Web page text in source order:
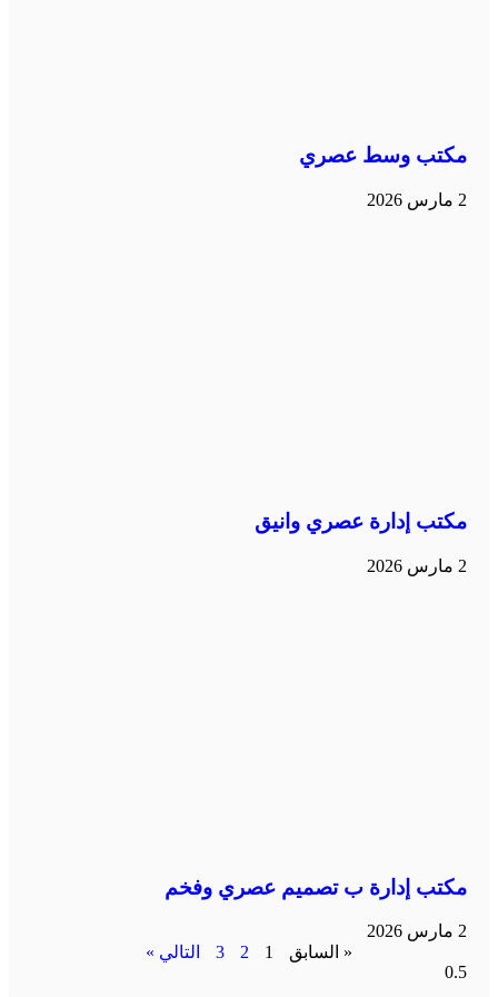
مكتب وسط عصري
2 مارس 2026
مكتب إدارة عصري وانيق
2 مارس 2026
مكتب إدارة ب تصميم عصري وفخم
2 مارس 2026
« السابق
1
2
3 التالي »